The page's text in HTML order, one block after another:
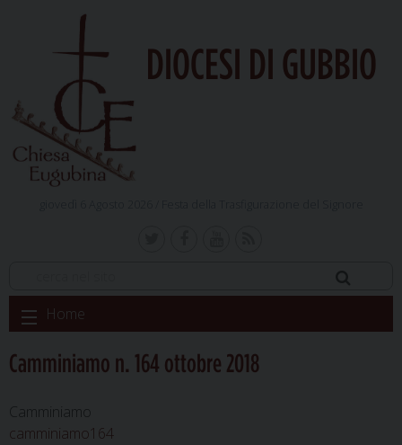
DIOCESI DI GUBBIO
Skip
to
Home
Camminiamo n. 164 ottobre 2018
Camminiamo
camminiamo164